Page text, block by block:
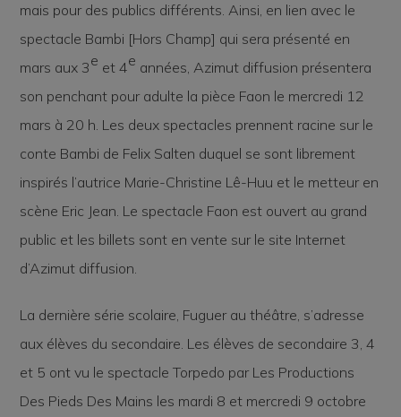
mais pour des publics différents. Ainsi, en lien avec le
spectacle Bambi [Hors Champ] qui sera présenté en
mars aux 3e et 4e années, Azimut diffusion présentera
son penchant pour adulte la pièce Faon le mercredi 12
mars à 20 h. Les deux spectacles prennent racine sur le
conte Bambi de Felix Salten duquel se sont librement
inspirés l’autrice Marie-Christine Lê-Huu et le metteur en
scène Eric Jean. Le spectacle Faon est ouvert au grand
public et les billets sont en vente sur le site Internet
d’Azimut diffusion.
La dernière série scolaire, Fuguer au théâtre, s’adresse
aux élèves du secondaire. Les élèves de secondaire 3, 4
et 5 ont vu le spectacleTorpedo par Les Productions
Des Pieds Des Mains les mardi 8 et mercredi 9 octobre